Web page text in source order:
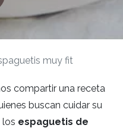
muy fit
compartir una receta
buscan cuidar su
los espaguetis de